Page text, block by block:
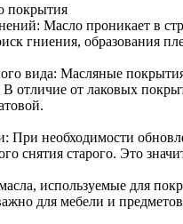
покрытия
Масло проникает в
гниения, образования
вида: Масляные
В отличие от лаковых
При необходимости
снятия старого. Это
используемые для
для мебели и